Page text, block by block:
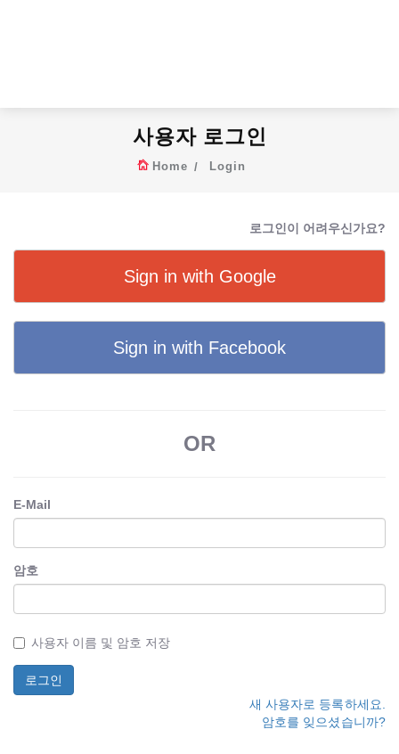
사용자 로그인
Home Login
로그인이 어려우신가요?
Sign in with Google
Sign in with Facebook
OR
E-Mail
암호
사용자 이름 및 암호 저장
새 사용자로 등록하세요.
암호를 잊으셨습니까?